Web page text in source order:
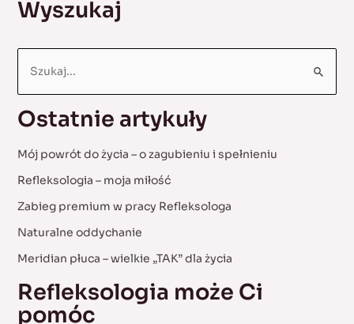
moczenie
3-
letniego
Wyszukaj
r
c
o
r
:
Ostatnie artykuły
Mój powrót do życia – o zagubieniu i spełnieniu
Refleksologia – moja miłość
Zabieg premium w pracy Refleksologa
Naturalne oddychanie
Meridian płuca – wielkie „TAK” dla życia
Refleksologia może Ci
pomóc